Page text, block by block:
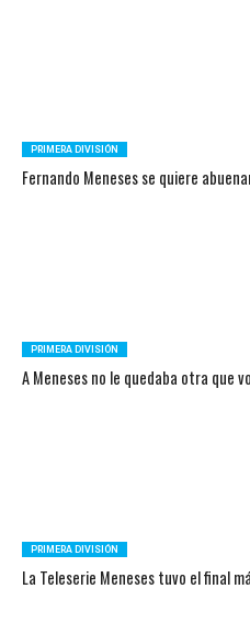
PRIMERA DIVISIÓN
Fernando Meneses se quiere
PRIMERA DIVISIÓN
A Meneses no le quedaba otra que
PRIMERA DIVISIÓN
La Teleserie Meneses tuvo el final